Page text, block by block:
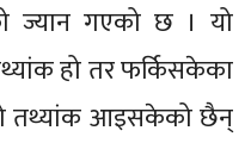
ज्यान गएको छ । यो
हो तर फर्किसकेका
तथ्यांक आइसकेको छैन्